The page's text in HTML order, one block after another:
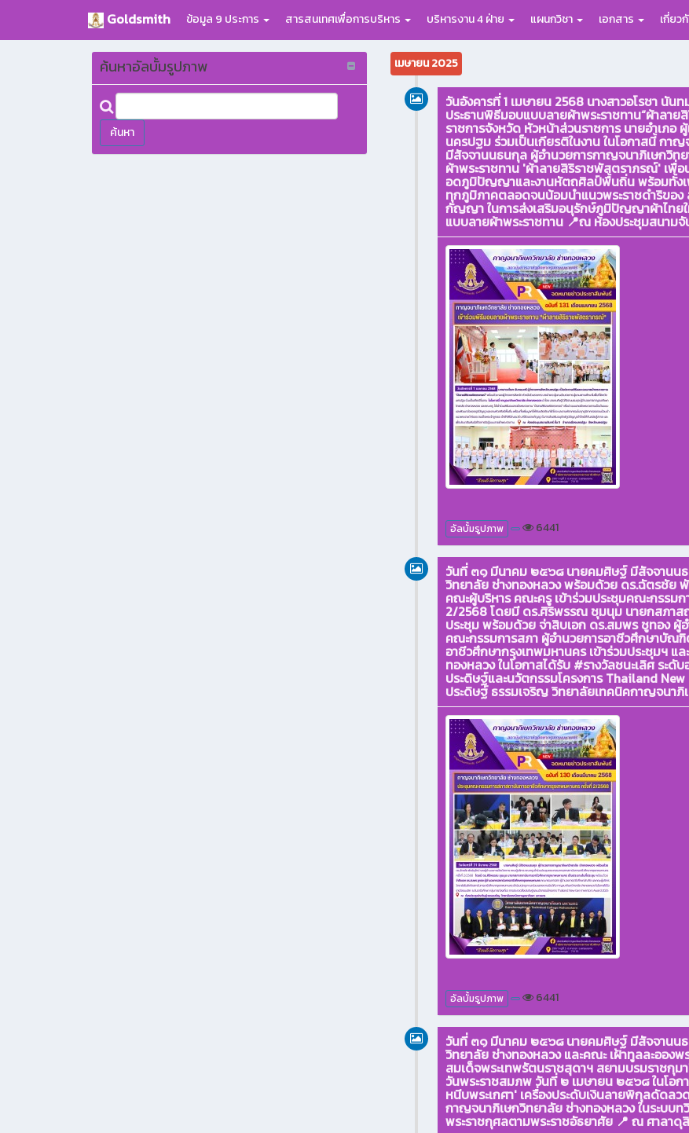
Goldsmith ข้อมูล 9 ประการ สารสนเทศเพื่อการบริหาร บริหารงาน 4 ฝ่าย แผนกวิชา เอกสาร เกี่ยว
ค้นหาอัลบั้มรูปภาพ เมษายน 2025
วันอังคารที่ 1 เมษายน 2568 นางสาวอโรชา นั
ประธานพิธีมอบแบบลายผ้าพระราชทาน“ผ้าลา
ราชการจังหวัด หัวหน้าส่วนราชการ นายอำเภ
นครปฐม ร่วมเป็นเกียรติในงาน ในโอกาสนี้ ก
มีสัจจานนธนกุล ผู้อำนวยการกาญจนาภิเษกวิท
ผ้าพระราชทาน 'ผ้าลายสิริราชพัสตราภรณ์' เพื่
อดภูมิปัญญาและงานหัตถศิลป์พื้นถิ่น พร้อมทั้ง
ทุกภูมิภาคตลอดจนน้อมนำแนวพระราชดำริของ
กัญญา ในการส่งเสริมอนุรักษ์ภูมิปัญญาผ้าไทย
แบบลายผ้าพระราชทาน 📍ณ ห้องประชุมสนาม
อัลบั้มรูปภาพ 6441
วันที่ ๓๑ มีนาคม ๒๕๖๘ นายคมศิษฐ์ มีสัจจานน
วิทยาลัย ช่างทองหลวง พร้อมด้วย ดร.ฉัตรชัย
คณะผู้บริหาร คณะครู เข้าร่วมประชุมคณะกรรม
2/2568 โดยมี ดร.ศิริพรรณ ชุมนุม นายกสภาส
ประชุม พร้อมด้วย จ่าสิบเอก ดร.สมพร ชูทอง ผู้
คณะกรรมการสภา ผู้อำนวยการอาชีวศึกษาบัณ
อาชีวศึกษากรุงเทพมหานคร เข้าร่วมประชุมฯ
ทองหลวง ในโอกาสได้รับ #รางวัลชนะเลิศ ระ
ประดิษฐ์และนวัตกรรมโครงการ Thailand
ประดิษฐ์ ธรรมเจริญ วิทยาลัยเทคนิคกาญจนาภิ
อัลบั้มรูปภาพ 6441
วันที่ ๓๑ มีนาคม ๒๕๖๘ นายคมศิษฐ์ มีสัจจานน
วิทยาลัย ช่างทองหลวง และคณะ เฝ้าทูลละออง
สมเด็จพระเทพรัตนราชสุดาฯ สยามบรมราชกุม
วันพระราชสมภพ วันที่ ๒ เมษายน ๒๕๖๘ ในโอก
หนีบพระเกศา' เครื่องประดับเงินลายพิกุลดัดล
กาญจนาภิเษกวิทยาลัย ช่างทองหลวง ในระบบ
พระราชกุศลตามพระราชอัธยาศัย 📍 ณ ศาลา